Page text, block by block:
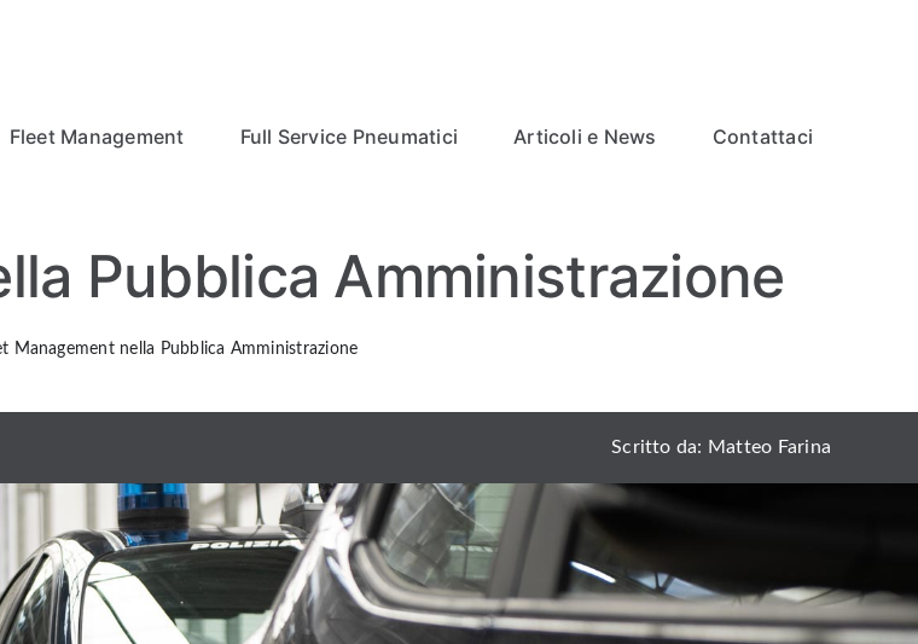
Fleet Management Full Service Pneumatici Articoli e News Contattaci
Pubblica Amministrazione
Management nella Pubblica Amministrazione
Scritto da: Matteo Farina